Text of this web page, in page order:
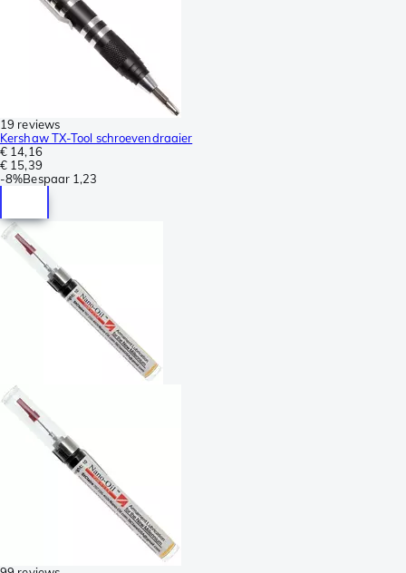
19 reviews
Kershaw TX-Tool schroevendraaier
€ 14,16
€ 15,39
-8%Bespaar 1,23